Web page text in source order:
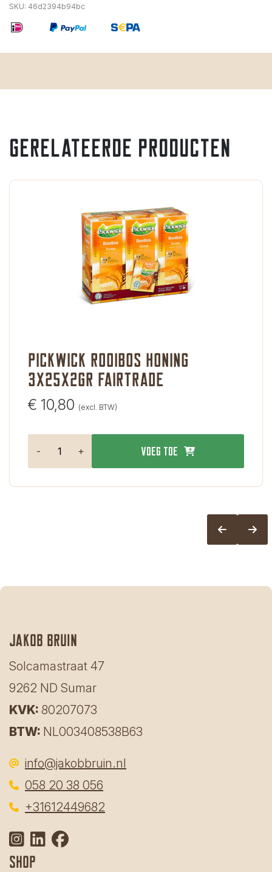
SKU: 46d2394b94bc
Gerelateerde producten
pickwick rooibos honing
3X25X2gr Fairtrade
€ 10,80 (excl. BTW)
- + Voeg toe
Jakob bruin
Solcamastraat 47
9262 ND Sumar
KVK: 80207073
BTW: NL003408538B63
info@jakobbruin.nl
058 20 38 056
+31612449682
Shop